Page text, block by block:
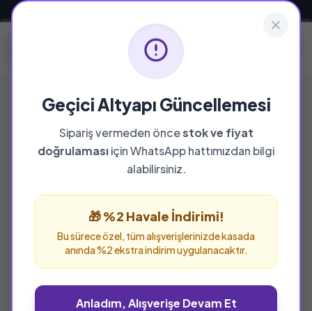
Geçici Altyapı Güncellemesi
Sipariş vermeden öncestok ve fiyat
doğrulamasıiçin WhatsApp hattımızdan bilgi
alabilirsiniz.
🎁 %2 Havale İndirimi!
Bu sürece özel, tüm alışverişlerinizde kasada
anında %2 ekstra indirim uygulanacaktır.
Anladım, Alışverişe Devam Et